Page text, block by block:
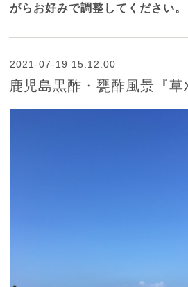
がらお好みで調整してください。
2021-07-19 15:12:00
鹿児島黒酢・甕酢風景『草